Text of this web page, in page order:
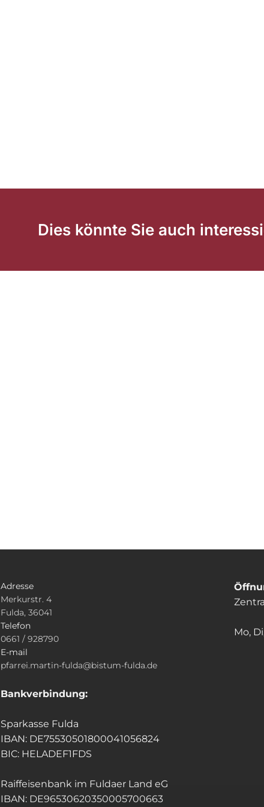
Dies könnte Sie auch
Adresse
Merkurstr. 4
Fulda, 36041
Telefon
0661 / 928790
E-mail
pfarrei.martin-fulda@bistum-fulda.de
Bankverbindung:
Sparkasse Fulda
IBAN: DE75530501800041056824
BIC: HELADEF1FDS
Raiffeisenbank im Fuldaer Land eG
IBAN: DE96530620350005700663
Mo,
Mi: